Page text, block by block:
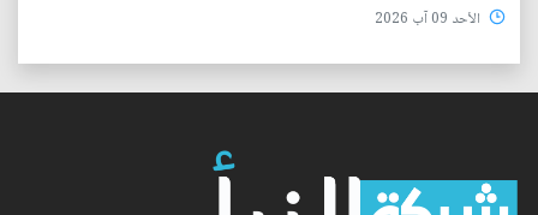
الأحد 09 آب 2026